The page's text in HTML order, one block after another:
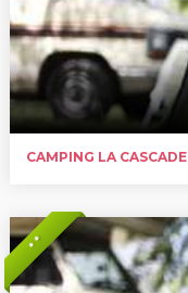
CAMPING LA CASCADE
* *